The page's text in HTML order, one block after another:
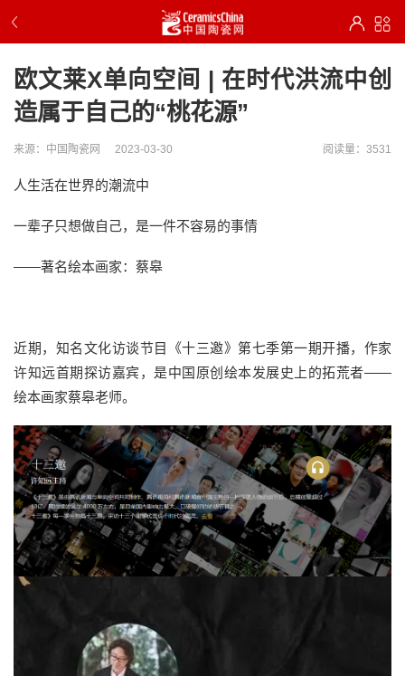
欧文莱X单向空间 | 在时代洪流中创
造属于自己的“桃花源”
来源：中国陶瓷网 2023-03-30 阅读量：3531
人生活在世界的潮流中
一辈子只想做自己，是一件不容易的事情
——著名绘本画家：蔡皋
近期，知名文化访谈节目《十三邀》第七季第一期开播，作家
许知远首期探访嘉宾，是中国原创绘本发展史上的拓荒者——
绘本画家蔡皋老师。